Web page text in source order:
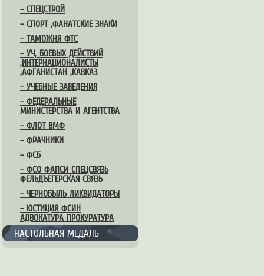
– СПЕЦСТРОЙ
– СПОРТ ,ФАНАТСКИЕ ЗНАКИ
– ТАМОЖНЯ ФТС
– УЧ, БОЕВЫХ ДЕЙСТВИЙ
,ИНТЕРНАЦИОНАЛИСТЫ
,АФГАНИСТАН ,КАВКАЗ
– УЧЕБНЫЕ ЗАВЕДЕНИЯ
– ФЕДЕРАЛЬНЫЕ
МИНИСТЕРСТВА И АГЕНТСТВА
– ФЛОТ ВМФ
– ФРАЧНИКИ
– ФСБ
– ФСО ФАПСИ СПЕЦСВЯЗЬ
ФЕЛЬДЪЕГЕРСКАЯ СВЯЗЬ
– ЧЕРНОБЫЛЬ ЛИКВИДАТОРЫ
– ЮСТИЦИЯ ФСИН
АДВОКАТУРА ПРОКУРАТУРА
НАСТОЛЬНАЯ МЕДАЛЬ